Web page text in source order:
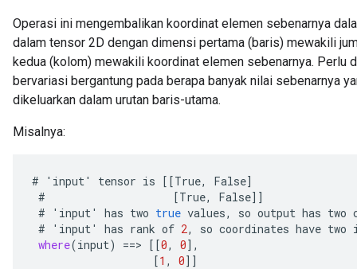
Operasi ini mengembalikan koordinat elemen sebenarnya
dalam tensor 2D dengan dimensi pertama (baris) mewakili
kedua (kolom) mewakili koordinat elemen sebenarnya. Perlu
bervariasi bergantung pada berapa banyak nilai sebenarnya
dikeluarkan dalam urutan baris-utama.
Misalnya:
# ' input' tensor is [[True, False]
#
[True, False]]
#
' input' has two true values, so output has two
#
' input' has rank of 2, so coordinates have two
where(input) ==> [[0, 0] ,
[1 , 0]]